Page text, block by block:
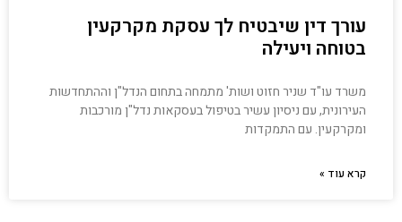
עורך דין שיבטיח לך עסקת מקרקעין
בטוחה ויעילה
משרד עו"ד שניר חזוט ושות' מתמחה בתחום הנדל"ן וההתחדשות
העירונית, עם ניסיון עשיר בטיפול בעסקאות נדל"ן מורכבות
ומקרקעין. עם התמקדות
קרא עוד »